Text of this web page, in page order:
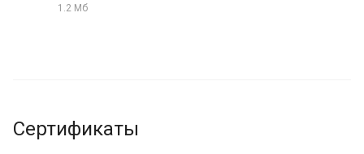
1.2 Мб
Сертификаты